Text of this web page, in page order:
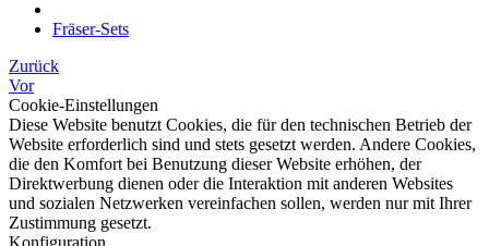
Fräser-Sets
Zurück
Vor
Cookie-Einstellungen
Diese Website benutzt Cookies, die für den technischen Betrieb der
Website erforderlich sind und stets gesetzt werden. Andere Cookies,
die den Komfort bei Benutzung dieser Website erhöhen, der
Direktwerbung dienen oder die Interaktion mit anderen Websites
und sozialen Netzwerken vereinfachen sollen, werden nur mit Ihrer
Zustimmung gesetzt.
Konfiguration